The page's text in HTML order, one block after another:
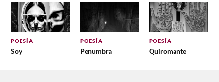
POESÍA
Soy
POESÍA
Penumbra
POESÍA
Quiromante